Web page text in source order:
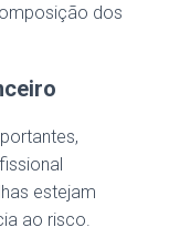
dos
estejam
ao risco.